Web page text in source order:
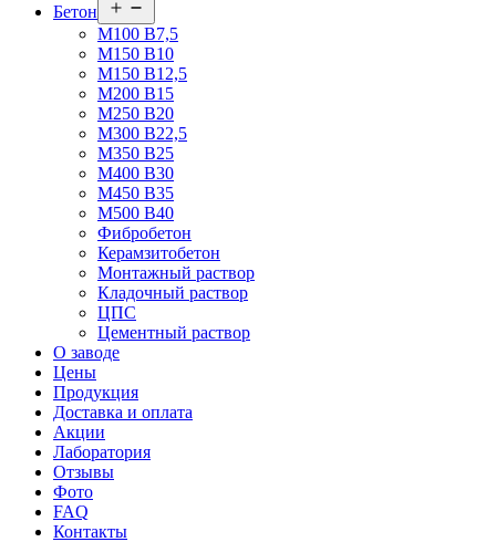
Бетон
меню
М100 В7,5
М150 В10
М150 В12,5
М200 В15
М250 В20
М300 В22,5
М350 В25
М400 В30
М450 В35
М500 В40
Фибробетон
Керамзитобетон
Монтажный раствор
Кладочный раствор
ЦПС
Цементный раствор
О заводе
Цены
Продукция
Доставка и оплата
Акции
Лаборатория
Отзывы
Фото
FAQ
Контакты